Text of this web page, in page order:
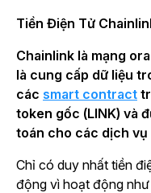
Tiền Điện Tử
Chainlink là mạng
là cung cấp dữ liệu
các smart contract
token gốc (LINK) và
toán cho các dịch vụ
Chỉ có duy nhất tiền
động vì hoạt động